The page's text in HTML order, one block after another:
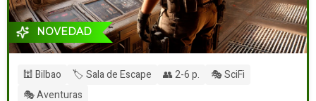
NOVEDAD
🕍 Bilbao 🏷️ Sala de Escape 👥 2-6 p.
🎭 SciFi
🎭 Aventuras